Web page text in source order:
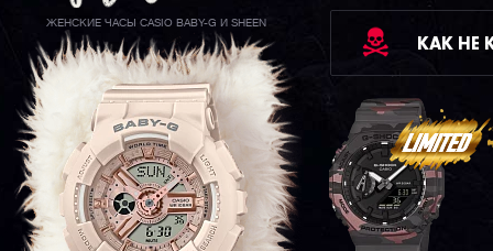
ЖЕНСКИЕ ЧАСЫ CASIO BABY-G И SHEEN
КАК НЕ